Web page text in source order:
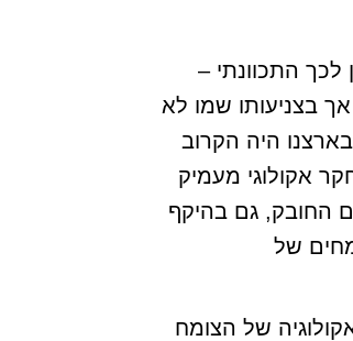
התכוונתי –
בצניעותו שמו לא
היה הקרוב
אקולוגי מעמיק
החובק, גם בהיקף
של
בספר על "האקולוגיה של הצומח